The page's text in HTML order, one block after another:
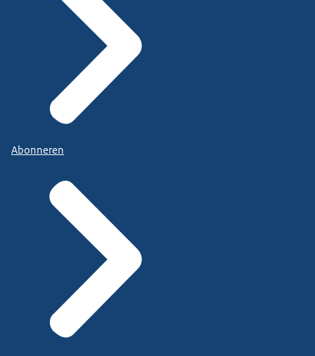
Abonneren